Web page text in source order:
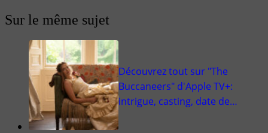
Sur le même sujet
Découvrez tout sur "The
Buccaneers" d'Apple TV+:
intrigue, casting, date de…